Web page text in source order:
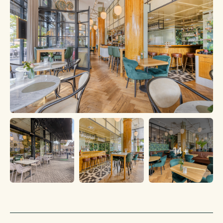
Inventaris
De inventaris bevindt zich in zeer goede onderhouden staat.
Woonruimte
Er is geen woonruimte aanwezig.
Kadaster
Het object bestaat uit, kadastraal bekend gemeente:
Gemeente Waalwijk, Sectie D, 3614 A5
Bestemmingsplan
Bekijk het complete bestemmingsplan op
www.omgevingsloket.nl
Energielabel
Het pand beschikt over een energielabel A+.
Gunning
Verkoper behoudt zich het recht van gunning.
14+